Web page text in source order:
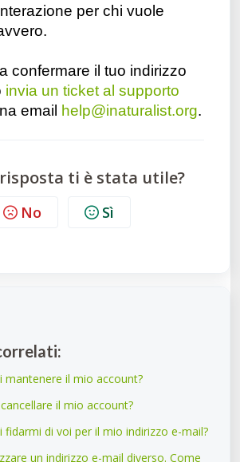
per chi vuole
confermare il tuo indirizzo
invia un ticket al supporto
email help@inaturalist.org.
ti è stata utile?
No Sì
mantenere il mio account?
il mio account?
fidarmi di voi per il mio indirizzo e-mail?
un indirizzo e-mail diverso. Come